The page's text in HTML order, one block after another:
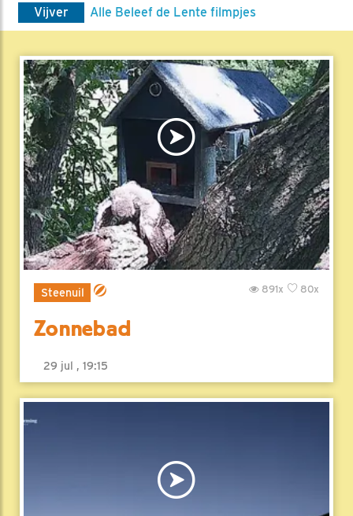
Vijver Alle Beleef de Lente filmpjes
Steenuil 80x
891x
Zonnebad
29 jul , 19:15